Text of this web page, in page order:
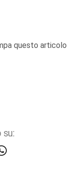
questo articolo
su: